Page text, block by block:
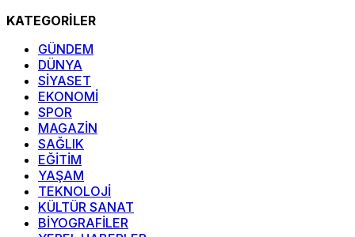
KATEGORİLER
GÜNDEM
DÜNYA
SİYASET
EKONOMİ
SPOR
MAGAZİN
SAĞLIK
EĞİTİM
YAŞAM
TEKNOLOJİ
KÜLTÜR SANAT
BİYOGRAFİLER